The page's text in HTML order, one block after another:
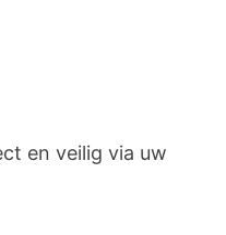
en veilig via uw